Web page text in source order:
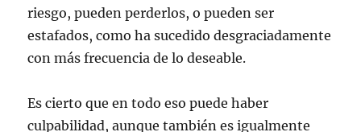
riesgo, pueden perderlos, o pueden ser
estafados, como ha sucedido desgraciadamente
con más frecuencia de lo deseable.
Es cierto que en todo eso puede haber
culpabilidad, aunque también es igualmente